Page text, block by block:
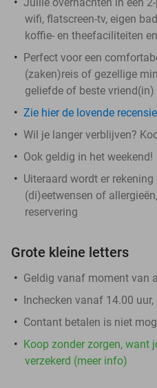
wifi, flatscreen-tv, eigen
koffie- en theefaciliteiten
Perfect voor een
(zaken)reis of gezellige
geliefde of beste vriend(in)
Zie hier de lovende
Wil je langer verblijven?
Ook geldig in het weekend!
Uiteraard wordt er
(di)eetwensen of
reservering
Grote kleine letters
Geldig vanaf moment van
Inchecken vanaf 14.00
Contant betalen is niet
Koop zonder zorgen, want
verzekerd (meer info)